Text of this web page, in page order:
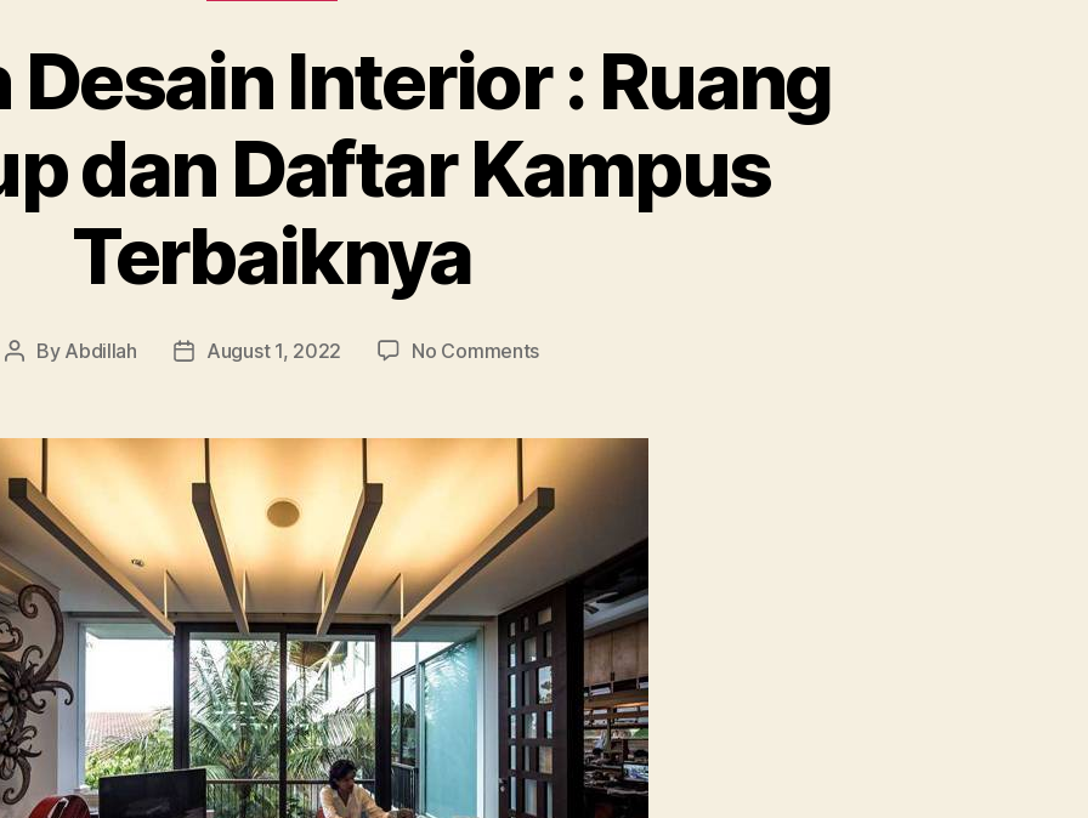
Interior : Ruang
dan Daftar Kampus
Terbaiknya
Post
By Abdillah
PostAugust 1, 2022 No Commentson
Interior
Ruang
Lingkup
Daftar
Kampus
Terbaiknya